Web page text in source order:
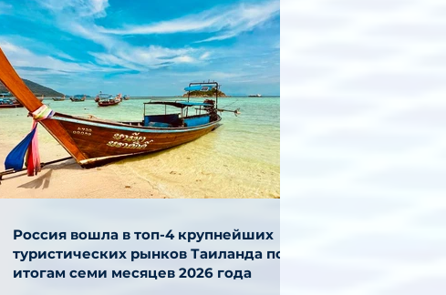
Россия вошла в топ-4 крупнейших
туристических рынков Таиланда по
итогам семи месяцев 2026 года